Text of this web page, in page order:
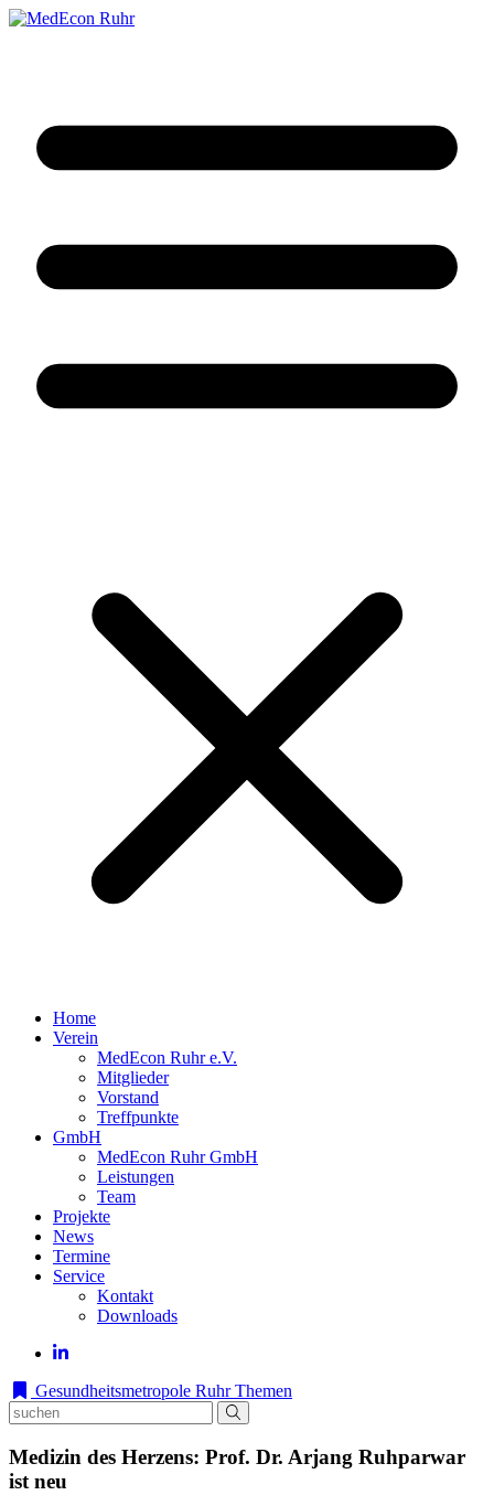
Home
Verein
MedEcon Ruhr e.V.
Mitglieder
Vorstand
Treffpunkte
GmbH
MedEcon Ruhr GmbH
Leistungen
Team
Projekte
News
Termine
Service
Kontakt
Downloads
Gesundheitsmetropole Ruhr Themen
Medizin des Herzens: Prof. Dr. Arjang Ruhparwar
ist neu